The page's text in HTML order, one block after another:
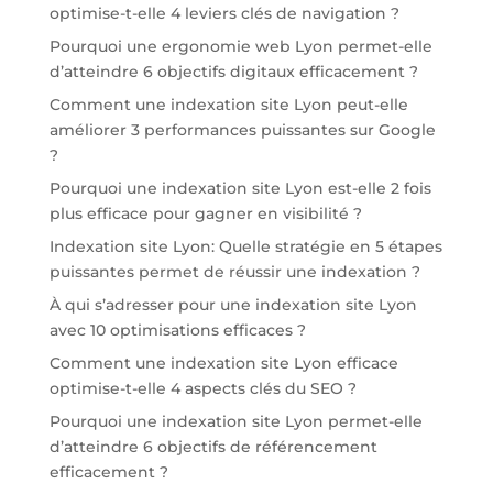
optimise-t-elle 4 leviers clés de navigation ?
Pourquoi une ergonomie web Lyon permet-elle
d’atteindre 6 objectifs digitaux efficacement ?
Comment une indexation site Lyon peut-elle
améliorer 3 performances puissantes sur Google
?
Pourquoi une indexation site Lyon est-elle 2 fois
plus efficace pour gagner en visibilité ?
Indexation site Lyon: Quelle stratégie en 5 étapes
puissantes permet de réussir une indexation ?
À qui s’adresser pour une indexation site Lyon
avec 10 optimisations efficaces ?
Comment une indexation site Lyon efficace
optimise-t-elle 4 aspects clés du SEO ?
Pourquoi une indexation site Lyon permet-elle
d’atteindre 6 objectifs de référencement
efficacement ?